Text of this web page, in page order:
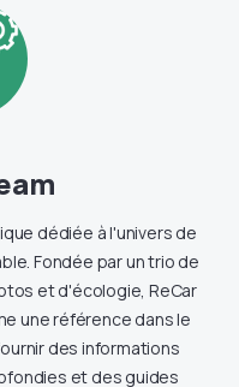
dédiée à l'univers de
Fondée par un trio de
et d'écologie, ReCar
une référence dans le
des informations
et des guides